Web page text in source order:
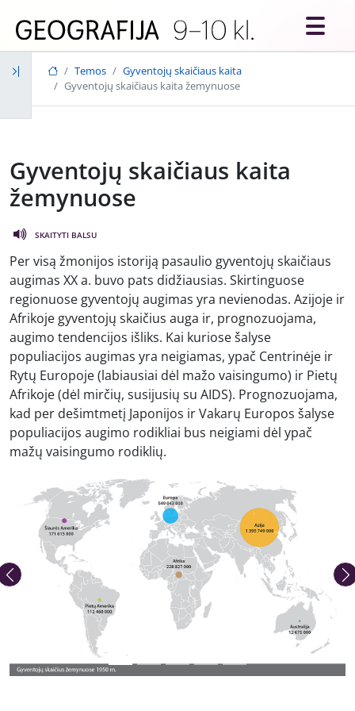
Temos
Gyventojų skaičiaus kaita
Gyventojų skaičiaus kaita žemynuose
Gyventojų skaičiaus kaita
žemynuose
SKAITYTI BALSU
Per visą žmonijos istoriją pasaulio gyventojų skaičiaus
augimas XX a. buvo pats didžiausias. Skirtinguose
regionuose gyventojų augimas yra nevienodas. Azijoje ir
Afrikoje gyventojų skaičius auga ir, prognozuojama,
augimo tendencijos išliks. Kai kuriose šalyse
populiacijos augimas yra neigiamas, ypač Centrinėje ir
Rytų Europoje (labiausiai dėl mažo vaisingumo) ir Pietų
Afrikoje (dėl mirčių, susijusių su AIDS). Prognozuojama,
kad per dešimtmetį Japonijos ir Vakarų Europos šalyse
populiacijos augimo rodikliai bus neigiami dėl ypač
mažų vaisingumo rodiklių.
Ankstesnė nuotrauka Kita